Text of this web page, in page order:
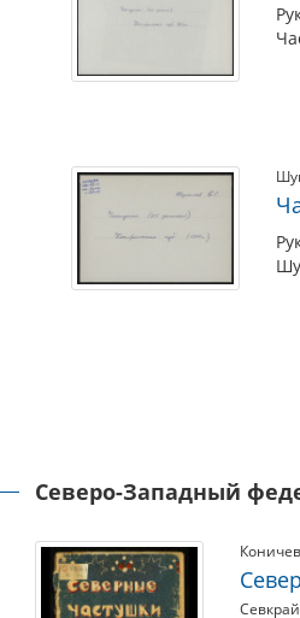
Северо-Западный